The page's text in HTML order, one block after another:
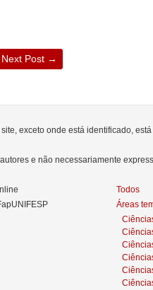
Next Post →
exceto onde está identificado,
e não necessariamente
Todos
Áreas